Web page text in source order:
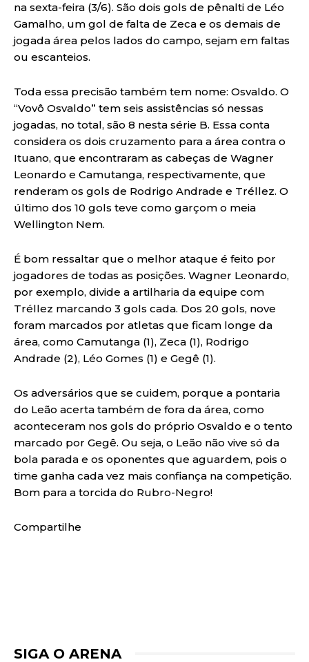
na sexta-feira (3/6). São dois gols de pênalti de Léo
Gamalho, um gol de falta de Zeca e os demais de
jogada área pelos lados do campo, sejam em faltas
ou escanteios.
Toda essa precisão também tem nome: Osvaldo. O
“Vovô Osvaldo” tem seis assistências só nessas
jogadas, no total, são 8 nesta série B. Essa conta
considera os dois cruzamento para a área contra o
Ituano, que encontraram as cabeças de Wagner
Leonardo e Camutanga, respectivamente, que
renderam os gols de Rodrigo Andrade e Tréllez. O
último dos 10 gols teve como garçom o meia
Wellington Nem.
É bom ressaltar que o melhor ataque é feito por
jogadores de todas as posições. Wagner Leonardo,
por exemplo, divide a artilharia da equipe com
Tréllez marcando 3 gols cada. Dos 20 gols, nove
foram marcados por atletas que ficam longe da
área, como Camutanga (1), Zeca (1), Rodrigo
Andrade (2), Léo Gomes (1) e Gegê (1).
Os adversários que se cuidem, porque a pontaria
do Leão acerta também de fora da área, como
aconteceram nos gols do próprio Osvaldo e o tento
marcado por Gegê. Ou seja, o Leão não vive só da
bola parada e os oponentes que aguardem, pois o
time ganha cada vez mais confiança na competição.
Bom para a torcida do Rubro-Negro!
Compartilhe
SIGA O ARENA